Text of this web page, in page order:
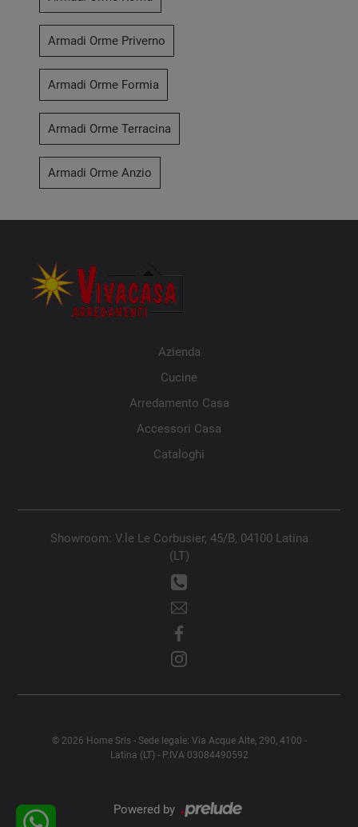
Armadi Orme Priverno
Armadi Orme Formia
Armadi Orme Terracina
Armadi Orme Anzio
Azienda
Cucine
Arredamento Casa
Accessori Casa
Cataloghi
Showroom: V.le Le Corbusier, 45/B, 04100 Latina
(LT)
© 2026 Home Srls - Sede legale: Via Acque Alte, 290, 4100 -
Latina (LT) - P.IVA 03084490592
Powered by